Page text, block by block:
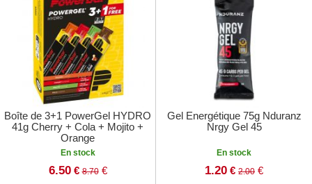
Boîte de 3+1 PowerGel HYDRO
41g Cherry + Cola + Mojito +
Orange
En stock
6.50 € 8.70€
Gel Energétique 75g Nduranz
Nrgy Gel 45
En stock
1.20 € 2.00 €